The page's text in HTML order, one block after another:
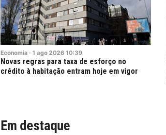
Economia · 1 ago 2026 10:39
Novas regras para taxa de esforço no
crédito à habitação entram hoje em vigor
Em destaque